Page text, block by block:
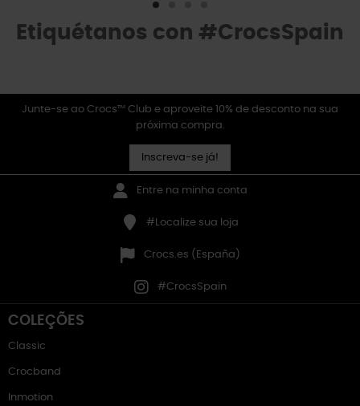
Etiquétanos con #CrocsSpain
Junte-se ao Crocs™ Club e aproveite 10% de desconto na sua
próxima compra.
Inscreva-se já!
Entre na minha conta
#Localize sua loja
Crocs.es (España)
#CrocsSpain
COLEÇÕES
Classic
Crocband
Inmotion